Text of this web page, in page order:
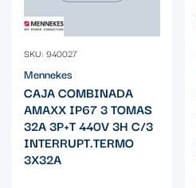
SKU: 940027
Mennekes
CAJA COMBINADA
AMAXX IP67 3 TOMAS
32A 3P+T 440V 3H C/3
INTERRUPT.TERMO
3X32A